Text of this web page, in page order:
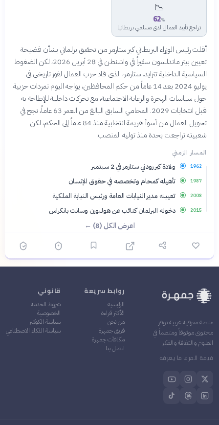
📉
62%
تراجع تأييد العمال لدى مسلمي بريطانيا
أفلت رئيس الوزراء البريطاني كير ستارمر من تحقيق برلماني بشأن فضيحة
تعيين بيتر ماندلسون سفيراً في واشنطن في 28 أبريل 2026، لكن الضغوط
السياسية الداخلية تتزايد. ستارمر، الذي قاد حزب العمال لفوز تاريخي في
يوليو 2024 بعد 14 عاماً من حكم المحافظين، يواجه اليوم تمردات حزبية
حول سياسات الهجرة والرعاية الاجتماعية، مع تحركات داخلية للإطاحة به
قبل انتخابات 2029. المحامي السابق البالغ من العمر 63 عاماً، نجح في
تحويل العمال من أسوأ هزيمة انتخابية منذ 84 عاماً إلى الحكم، لكن
شعبيته تراجعت بحدة منذ توليه المنصب.
المسار الزمني
1962 ولادة كير رودني ستارمر في 2 سبتمبر
1987 تأهيله كمحام وتخصصه في حقوق الإنسان
2008 تعيينه مدير النيابات العامة ورئيس النيابة الملكية
2015 دخوله البرلمان كنائب عن هولبورن وسانت بانكراس
اعرض الكل (8) ←
منصة معرفية عربية توفر
محتوى موثوقاً ومنظماً في
العلوم والثقافة والفكر
قيمة المرء ما يعرفه
روابط سريعة
الرئيسية
الأكثر قراءة
من نحن
فريق جمهرة
مكافآت جمهرة
اتصل بنا
قانوني
شروط الخدمة
الخصوصية
سياسة الكوكيز
سياسة الذكاء الاصطناعي